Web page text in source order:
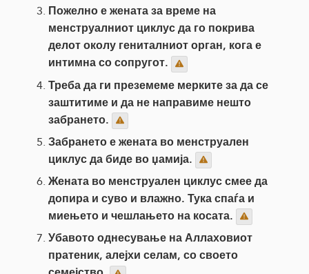
Пожелно е жената за време на
менструалниот циклус да го покрива
делот околу гениталниот орган, кога е
интимна со сопругот.
Треба да ги преземеме мерките за да се
заштитиме и да не направиме нешто
забрането.
Забрането е жената во менструален
циклус да биде во џамија.
Жената во менструален циклус смее да
допира и суво и влажно. Тука спаѓа и
миењето и чешлањето на косата.
Убавото однесување на Аллаховиот
пратеник, алејхи селам, со своето